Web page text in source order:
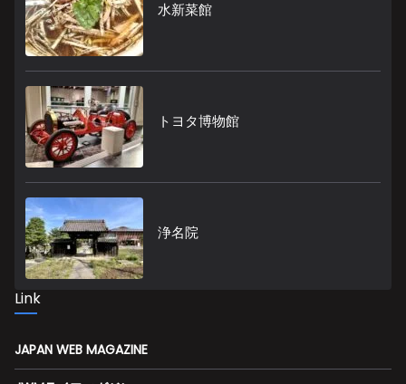
水新菜館
トヨタ博物館
浄名院
Link
JAPAN WEB MAGAZINE